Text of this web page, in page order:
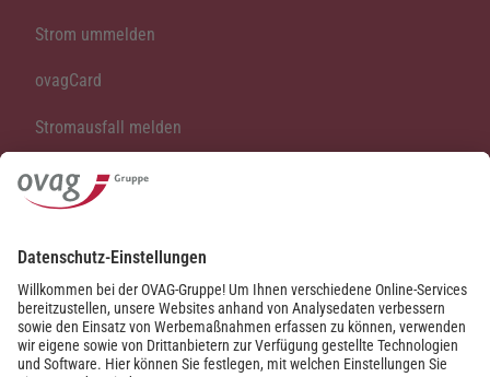
Strom ummelden
ovagCard
Stromausfall melden
Vertrag kündigen
Kontakt